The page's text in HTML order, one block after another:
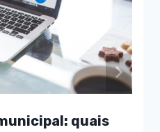
quais